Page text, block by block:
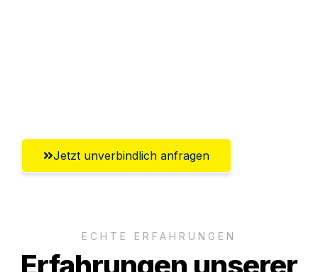
Jetzt unverbindlich anfragen
ECHTE ERFAHRUNGEN